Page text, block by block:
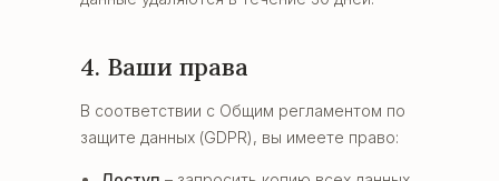
4. Ваши права
В соответствии с Общим регламентом по
защите данных (GDPR), вы имеете право: